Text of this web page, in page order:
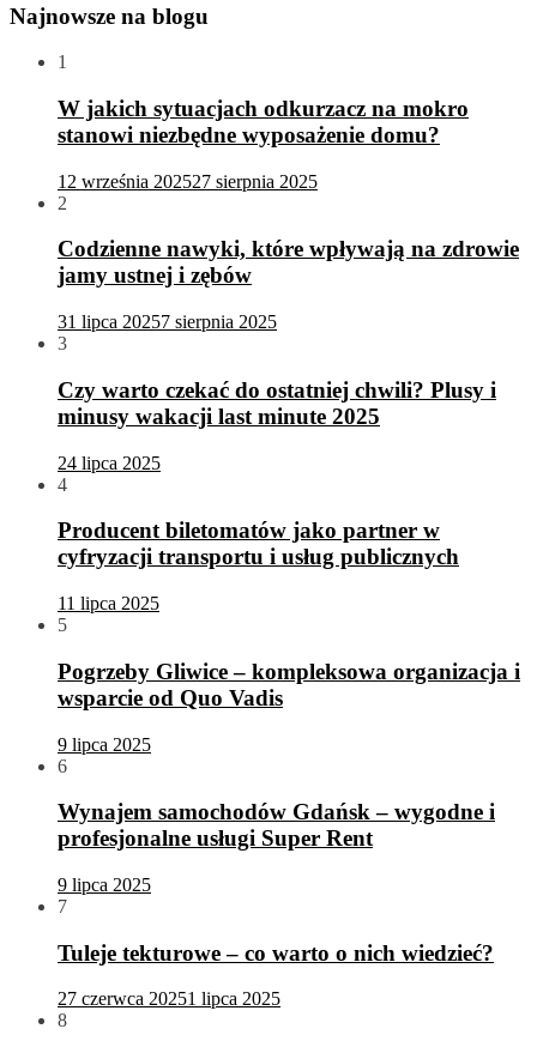
Najnowsze na blogu
1
W jakich sytuacjach odkurzacz na mokro
stanowi niezbędne wyposażenie domu?
12 września 202527 sierpnia 2025
2
Codzienne nawyki, które wpływają na zdrowie
jamy ustnej i zębów
31 lipca 20257 sierpnia 2025
3
Czy warto czekać do ostatniej chwili? Plusy i
minusy wakacji last minute 2025
24 lipca 2025
4
Producent biletomatów jako partner w
cyfryzacji transportu i usług publicznych
11 lipca 2025
5
Pogrzeby Gliwice – kompleksowa organizacja i
wsparcie od Quo Vadis
9 lipca 2025
6
Wynajem samochodów Gdańsk – wygodne i
profesjonalne usługi Super Rent
9 lipca 2025
7
Tuleje tekturowe – co warto o nich wiedzieć?
27 czerwca 20251 lipca 2025
8